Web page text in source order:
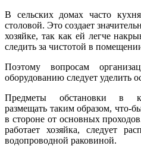
В сельских домах часто
столовой. Это создает
хозяйке, так как ей легче
следить за чистотой в
Поэтому вопросам
оборудованию следует уделить
Предметы обстановки в
размещать таким образом, что-
в стороне от основных
работает хозяйка, следует
водопроводной раковиной.